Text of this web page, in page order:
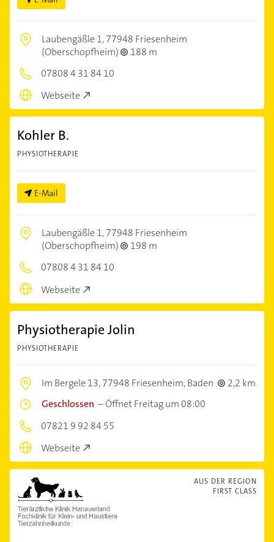
Laubengäßle 1,77948 Friesenheim
(Oberschopfheim)
188 m
07808 4 31 84 10
Webseite
Kohler B.
PHYSIOTHERAPIE
E-Mail
Laubengäßle 1,77948 Friesenheim
(Oberschopfheim)
198 m
07808 4 31 84 10
Webseite
Physiotherapie Jolin
PHYSIOTHERAPIE
Im Bergele 13,77948 Friesenheim, Baden
2,2 km
Geschlossen –Öffnet Freitag um 08:00
07821 9 92 84 55
Webseite
AUS DER REGION
FIRST CLASS